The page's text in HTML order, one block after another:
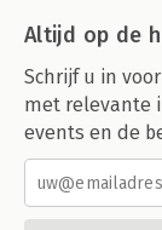
Altijd op de
Schrijf u in
met relevante
events en de